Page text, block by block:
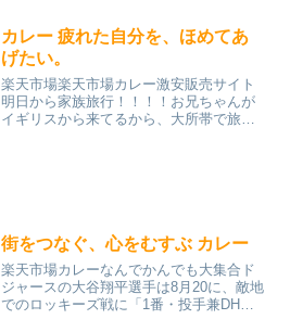
カレー 疲れた自分を、ほめてあ
げたい。
楽天市場楽天市場カレー激安販売サイト
明日から家族旅行！！！！お兄ちゃんが
イギリスから来てるから、大所帯で旅行
街をつなぐ、心をむすぶ カレー
楽天市場カレーなんでかんでも大集合ド
ジャースの大谷翔平選手は8月20に、敵地
でのロッキーズ戦に「1番・投手兼DH」